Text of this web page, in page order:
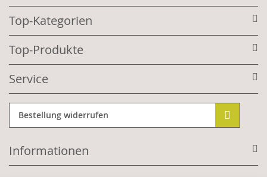
Top-Kategorien
Top-Produkte
Service
Bestellung widerrufen
Informationen